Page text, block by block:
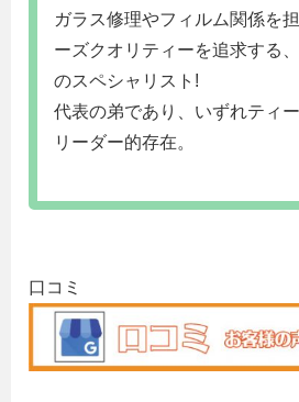
ガラス修理やフィルム関係を
ーズクオリティーを追求する
のスペシャリスト!
代表の弟であり、いずれティ
リーダー的存在。
口コミ